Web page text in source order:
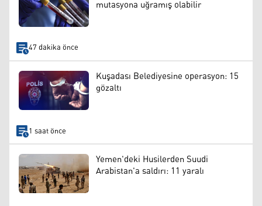
mutasyona uğramış olabilir
47 dakika önce
Kuşadası Belediyesine operasyon: 15
gözaltı
1 saat önce
Yemen'deki Husilerden Suudi
Arabistan'a saldırı: 11 yaralı